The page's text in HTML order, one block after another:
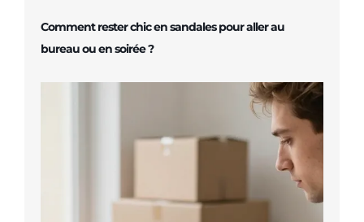
Comment rester chic en sandales pour aller au
bureau ou en soirée ?